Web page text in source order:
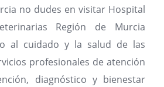
no dudes en visitar Hospital
Región de Murcia
al cuidado y la salud de las
profesionales de atención
diagnóstico y bienestar